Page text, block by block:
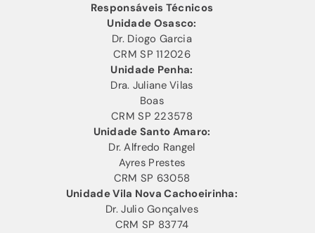
Responsáveis Técnicos
Unidade Osasco:
Dr. Diogo Garcia
CRM SP 112026
Unidade Penha:
Dra. Juliane Vilas
Boas
CRM SP 223578
Unidade Santo Amaro:
Dr. Alfredo Rangel
Ayres Prestes
CRM SP 63058
Unidade Vila Nova Cachoeirinha:
Dr. Julio Gonçalves
CRM SP 83774